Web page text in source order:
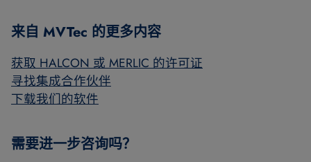
来自 MVTec 的更多内容
获取 HALCON 或 MERLIC 的许可证
寻找集成合作伙伴
下载我们的软件
需要进一步咨询吗？